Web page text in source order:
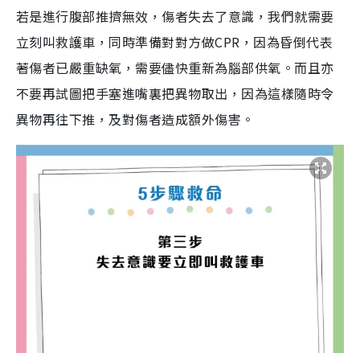
若是進行腹部推擠無效，傷者失去了意識，我們就需要
立刻叫救護車，同時準備對對方做CPR，因為昏倒代表
著傷者已嚴重缺氧，需要儘快重新為腦部供氧。而且亦
不要再試圖把手塞進嘴裏把異物取出，因為這樣隨時令
異物再往下推，及對傷者造成額外傷害。